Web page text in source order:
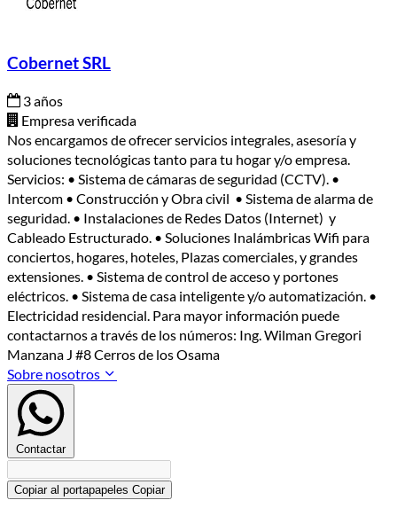
Cobernet SRL
3 años
Empresa verificada
Nos encargamos de ofrecer servicios integrales, asesoría y
soluciones tecnológicas tanto para tu hogar y/o empresa.
Servicios: • Sistema de cámaras de seguridad (CCTV). •
Intercom • Construcción y Obra civil • Sistema de alarma de
seguridad. • Instalaciones de Redes Datos (Internet) y
Cableado Estructurado. • Soluciones Inalámbricas Wifi para
conciertos, hogares, hoteles, Plazas comerciales, y grandes
extensiones. • Sistema de control de acceso y portones
eléctricos. • Sistema de casa inteligente y/o automatización. •
Electricidad residencial. Para mayor información puede
contactarnos a través de los números: Ing. Wilman Gregori
Manzana J #8 Cerros de los Osama
Sobre nosotros
Contactar
Copiar al portapapeles Copiar